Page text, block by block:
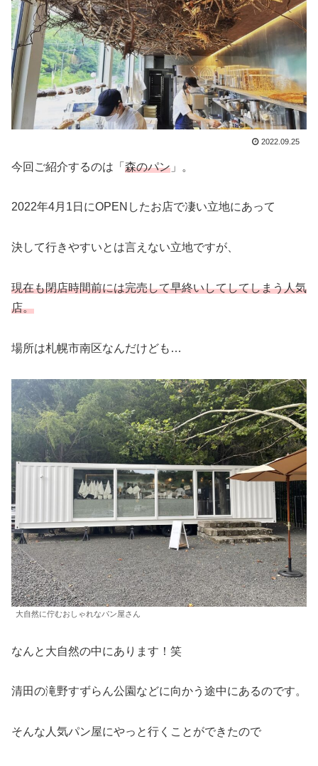
2022.09.25
今回ご紹介するのは「 森のパン 」。
2022年4月1日にOPENしたお店で凄い立地にあって
決して行きやすいとは言えない立地ですが、
現在も閉店時間前には完売して早終いしてしてしまう人気
店。
場所は札幌市南区なんだけども…
大自然に佇むおしゃれなパン屋さん
なんと大自然の中にあります！笑
清田の滝野すずらん公園などに向かう途中にあるのです。
そんな人気パン屋にやっと行くことができたので